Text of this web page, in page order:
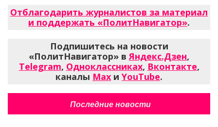
Отблагодарить журналистов за материал
и поддержать «ПолитНавигатор».
Подпишитесь на новости
«ПолитНавигатор» вЯндекс.Дзен,
Telegram, Одноклассниках, Вконтакте,
каналы Max и YouTube.
Последние новости